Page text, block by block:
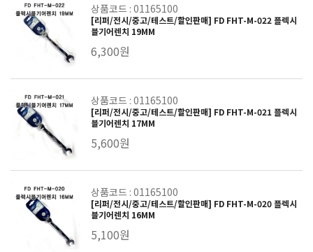
상품코드 : 01165100
[리퍼/전시/중고/테스트/할인판매] FD FHT-M-022 플렉시
블기어렌치 19MM
6,300원
상품코드 : 01165100
[리퍼/전시/중고/테스트/할인판매] FD FHT-M-021 플렉시
블기어렌치 17MM
5,600원
상품코드 : 01165100
[리퍼/전시/중고/테스트/할인판매] FD FHT-M-020 플렉시
블기어렌치 16MM
5,100원